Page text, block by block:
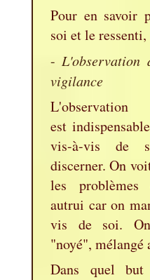
Pour en savoir
soi et le
-
vigilance
est
vis-à-vis de
discerner. On
les
autrui car on
vis de soi.
"noyé", mélangé
Dans quel